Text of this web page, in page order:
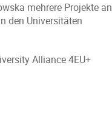
mehrere Projekte an
den Universitäten
Alliance 4EU+